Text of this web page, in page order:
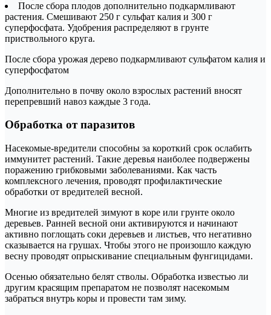
После сбора плодов дополнительно подкармливают
растения. Смешивают 250 г сульфат калия и 300 г
суперфосфата. Удобрения распределяют в грунте
приствольного круга.
После сбора урожая дерево подкармливают сульфатом калия и
суперфосфатом
Дополнительно в почву около взрослых растений вносят
перепревший навоз каждые 3 года.
Обработка от паразитов
Насекомые-вредители способны за короткий срок ослабить
иммунитет растений. Такие деревья наиболее подвержены
поражению грибковыми заболеваниями. Как часть
комплексного лечения, проводят профилактические
обработки от вредителей весной.
Многие из вредителей зимуют в коре или грунте около
деревьев. Ранней весной они активируются и начинают
активно поглощать соки деревьев и листьев, что негативно
сказывается на грушах. Чтобы этого не произошло каждую
весну проводят опрыскивание специальным фунгицидами.
Осенью обязательно белят стволы. Обработка известью ли
другим красящим препаратом не позволят насекомым
забраться внутрь коры и провести там зиму.